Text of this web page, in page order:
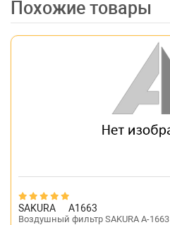
Похожие товары
SAKURA A1663
Воздушный фильтр SAKURA A-1663